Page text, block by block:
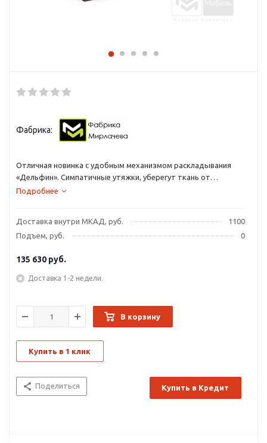
Фабрика:
Отличная новинка с удобным механизмом раскладывания
«Дельфин». Симпатичные утяжки, уберегут ткань от
деформации, а столики на подлокотниках сделают
Подробнее
Доставка внутри МКАД, руб.
1100
Подъем, руб.
0
135 630 руб.
Доставка 1-2 недели.
В корзину
Купить в 1 клик
Поделиться Купить в Кредит